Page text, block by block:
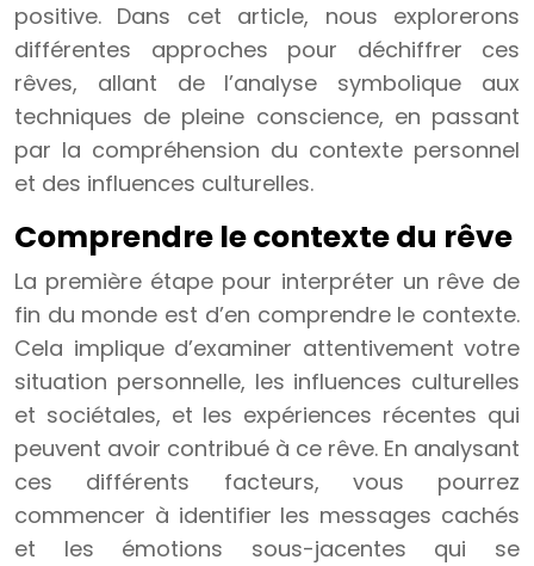
positive. Dans cet article, nous explorerons
différentes approches pour déchiffrer ces
rêves, allant de l’analyse symbolique aux
techniques de pleine conscience, en passant
par la compréhension du contexte personnel
et des influences culturelles.
Comprendre le contexte du rêve
La première étape pour interpréter un rêve de
fin du monde est d’en comprendre le contexte.
Cela implique d’examiner attentivement votre
situation personnelle, les influences culturelles
et sociétales, et les expériences récentes qui
peuvent avoir contribué à ce rêve. En analysant
ces différents facteurs, vous pourrez
commencer à identifier les messages cachés
et les émotions sous-jacentes qui se